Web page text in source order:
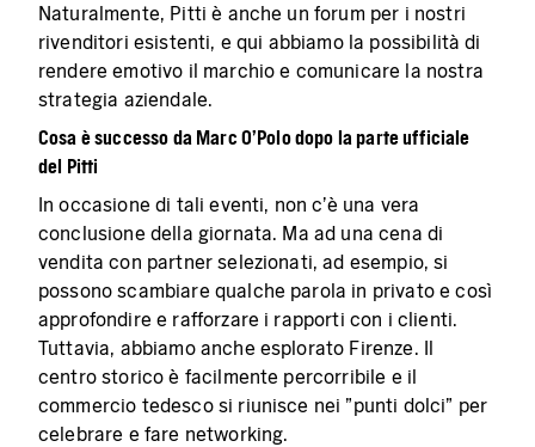
Naturalmente, Pitti è anche un forum per i nostri
rivenditori esistenti, e qui abbiamo la possibilità di
rendere emotivo il marchio e comunicare la nostra
strategia aziendale.
Cosa è successo da Marc O'Polo dopo la parte ufficiale
del Pitti
In occasione di tali eventi, non c'è una vera
conclusione della giornata. Ma ad una cena di
vendita con partner selezionati, ad esempio, si
possono scambiare qualche parola in privato e così
approfondire e rafforzare i rapporti con i clienti.
Tuttavia, abbiamo anche esplorato Firenze. Il
centro storico è facilmente percorribile e il
commercio tedesco si riunisce nei "punti dolci" per
celebrare e fare networking.